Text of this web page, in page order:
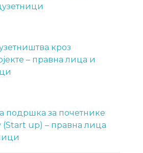
кроз
– правна лица и
подршка за почетнике
(Start up) – правна лица